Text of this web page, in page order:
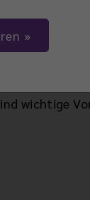
Augen
wichtige